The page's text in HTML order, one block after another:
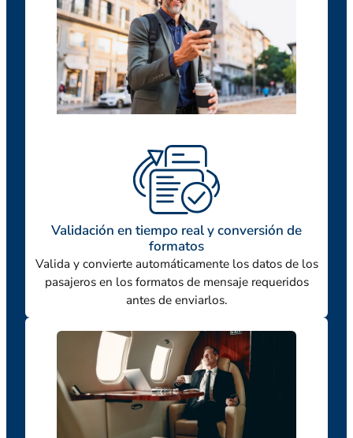
Validación en tiempo real y conversión de
formatos
Valida y convierte automáticamente los datos de los
pasajeros en los formatos de mensaje requeridos
antes de enviarlos.